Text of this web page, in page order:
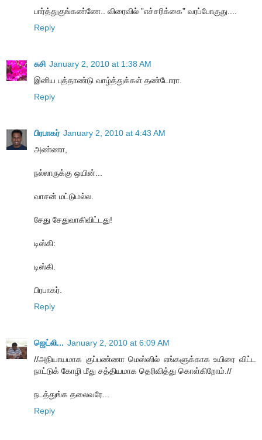
பார்த்துகுங்கண்ணே.. விரைவில் ”எச்சரிக்கை” வரப்போகுது....
Reply
சுசி January 2, 2010 at 1:38 AM
இனிய புத்தாண்டு வாழ்த்துக்கள் தண்டோரா.
Reply
பிரபாகர் January 2, 2010 at 4:43 AM
அண்ணா,
நல்லாருக்கு ஒயின்...
வாசன் மட்டுமல்ல.
சேது சேதுவாகிவிட்டது!
டிஸ்கி:
டிஸ்கி.
பிரபாகர்.
Reply
ஜெட்லி... January 2, 2010 at 6:09 AM
//அநியாயமாக குப்பண்ணா மெஸ்ஸில் எங்களுக்காக உயிரை விட்ட
நாட்டுக் கோழி மீது சத்தியமாக தெரிவித்து கொள்கிறோம்.//
நடத்துங்க தலைவரே...
Reply